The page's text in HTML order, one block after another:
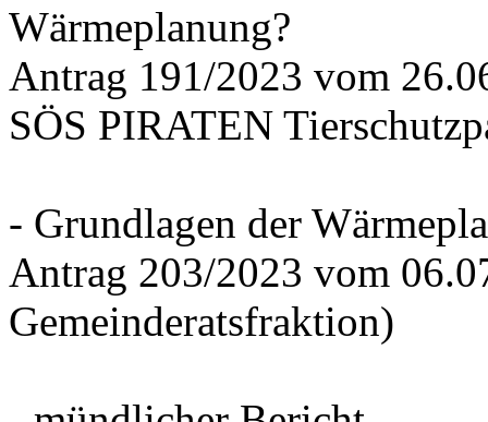
Wärmeplanung?
Antrag 191/2023 vom
SÖS PIRATEN
- Grundlagen der
Antrag 203/2023 vom
Gemeinderatsfraktion)